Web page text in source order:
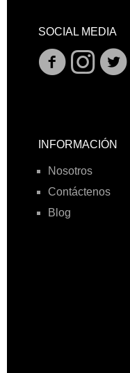
SOCIAL MEDIA
INFORMACIÓN
Nosotros
Contáctenos
Blog